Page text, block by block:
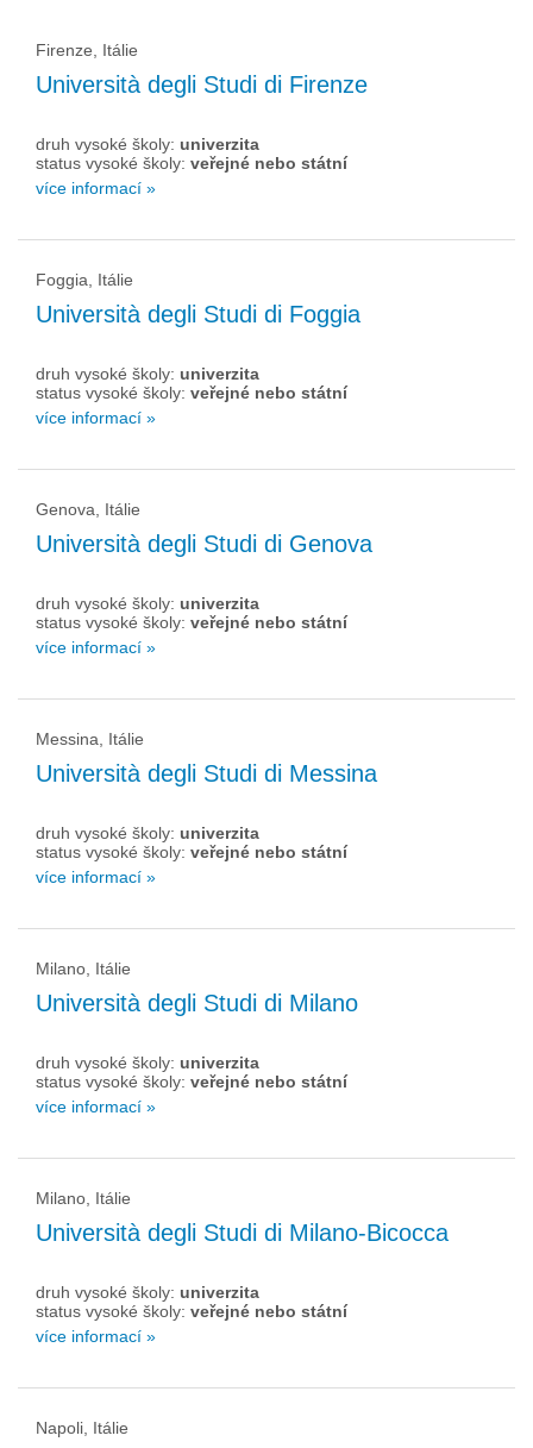
Firenze, Itálie
Università degli Studi di Firenze
druh vysoké školy: univerzita
status vysoké školy: veřejné nebo státní
více informací »
Foggia, Itálie
Università degli Studi di Foggia
druh vysoké školy: univerzita
status vysoké školy: veřejné nebo státní
více informací »
Genova, Itálie
Università degli Studi di Genova
druh vysoké školy: univerzita
status vysoké školy: veřejné nebo státní
více informací »
Messina, Itálie
Università degli Studi di Messina
druh vysoké školy: univerzita
status vysoké školy: veřejné nebo státní
více informací »
Milano, Itálie
Università degli Studi di Milano
druh vysoké školy: univerzita
status vysoké školy: veřejné nebo státní
více informací »
Milano, Itálie
Università degli Studi di Milano-Bicocca
druh vysoké školy: univerzita
status vysoké školy: veřejné nebo státní
více informací »
Napoli, Itálie